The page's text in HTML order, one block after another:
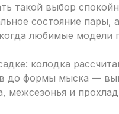
такой выбор
состояние пары,
любимые
колодка
формы мыска —
межсезонья и